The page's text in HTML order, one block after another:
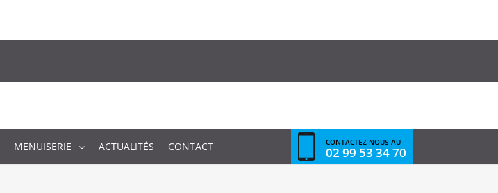
MENUISERIE ACTUALITÉS CONTACT CONTACTEZ-NOUS AU
02 99 53 34 70